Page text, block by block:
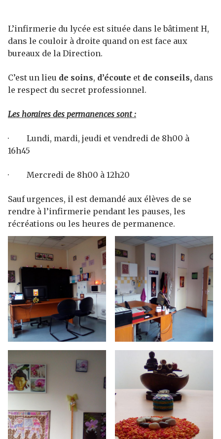
L’infirmerie du lycée est située dans le bâtiment H,
dans le couloir à droite quand on est face aux
bureaux de la Direction.
C’est un lieu de soins, d’écoute et de conseils, dans
le respect du secret professionnel.
Les horaires des permanences sont :
· Lundi, mardi, jeudi et vendredi de 8h00 à
16h45
· Mercredi de 8h00 à 12h20
Sauf urgences, il est demandé aux élèves de se
rendre à l’infirmerie pendant les pauses, les
récréations ou les heures de permanence.